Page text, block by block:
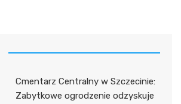
Cmentarz Centralny w Szczecinie:
Zabytkowe ogrodzenie odzyskuje